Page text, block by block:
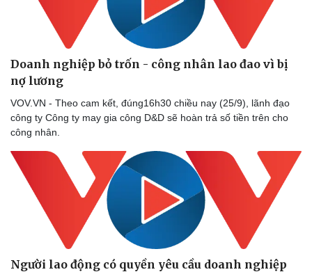
Doanh nghiệp bỏ trốn - công nhân lao đao vì bị
nợ lương
VOV.VN - Theo cam kết, đúng16h30 chiều nay (25/9), lãnh đạo
công ty Công ty may gia công D&D sẽ hoàn trả số tiền trên cho
công nhân.
Người lao động có quyền yêu cầu doanh nghiệp